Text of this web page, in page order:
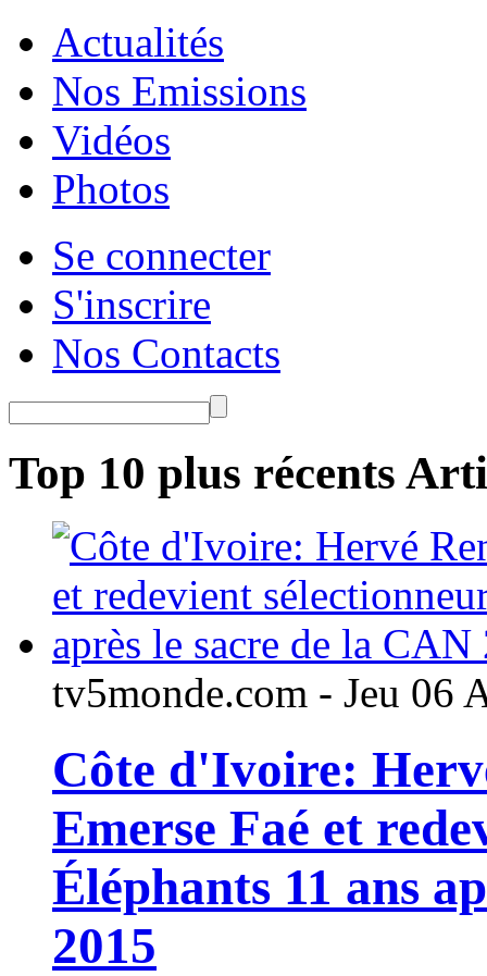
Actualités
Nos Emissions
Vidéos
Photos
Se connecter
S'inscrire
Nos Contacts
Top 10 plus récents
tv5monde.com - Jeu 06
Côte d'Ivoire:
Emerse Faé et
Éléphants 11 ans
2015